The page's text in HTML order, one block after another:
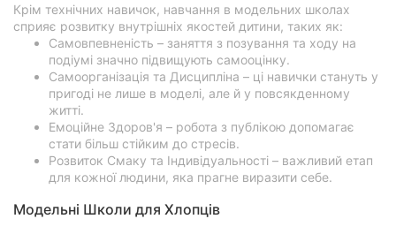
Крім технічних навичок, навчання в модельних школах
сприяє розвитку внутрішніх якостей дитини, таких як:
Самовпевненість – заняття з позування та ходу на
подіумі значно підвищують самооцінку.
Самоорганізація та Дисципліна – ці навички стануть у
пригоді не лише в моделі, але й у повсякденному
житті.
Емоційне Здоров'я – робота з публікою допомагає
стати більш стійким до стресів.
Розвиток Смаку та Індивідуальності – важливий етап
для кожної людини, яка прагне виразити себе.
Модельні Школи для Хлопців